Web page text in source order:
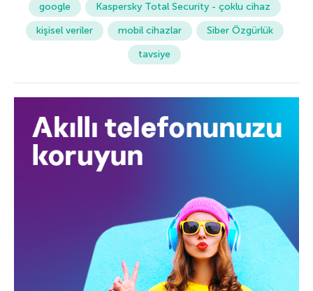
google
Kaspersky Total Security - çoklu cihaz
kişisel veriler
mobil cihazlar
Siber Özgürlük
tavsiye